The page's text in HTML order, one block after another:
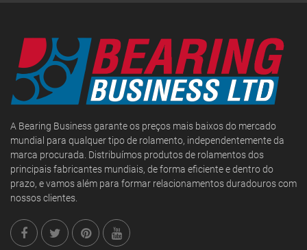
A Bearing Business garante os preços mais baixos do mercado
mundial para qualquer tipo de rolamento, independentemente da
marca procurada. Distribuímos produtos de rolamentos dos
principais fabricantes mundiais, de forma eficiente e dentro do
prazo, e vamos além para formar relacionamentos duradouros com
nossos clientes.